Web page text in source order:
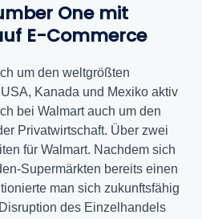
One mit
E-Commerce
um den weltgrößten
Kanada und Mexiko aktiv
bei Walmart auch um den
Privatwirtschaft. Über zwei
für Walmart. Nachdem sich
Supermärkten bereits einen
man sich zukunftsfähig
des Einzelhandels